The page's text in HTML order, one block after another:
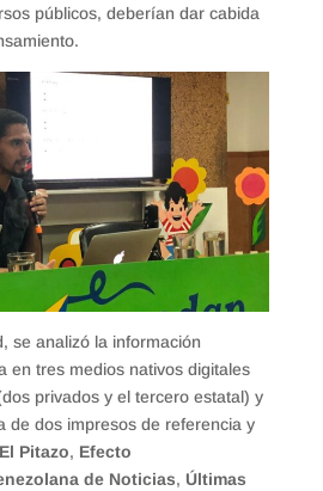
públicos, deberían dar cabida
se analizó la información
en tres medios nativos digitales
privados y el tercero estatal) y
de dos impresos de referencia y
El Pitazo, Efecto
de Noticias, Últimas